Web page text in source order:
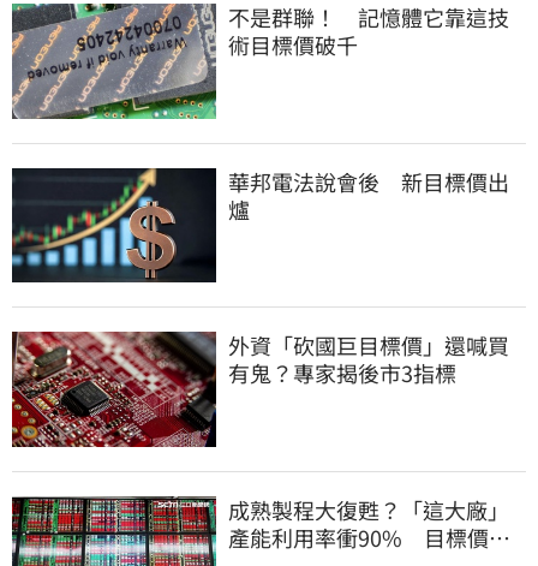
不是群聯！ 記憶體它靠這技
術目標價破千
華邦電法說會後 新目標價出
爐
外資「砍國巨目標價」還喊買
有鬼？專家揭後市3指標
成熟製程大復甦？「這大廠」
產能利用率衝90% 目標價上